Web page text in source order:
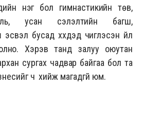
нэг бол гимнастикийн төв,
усан сэлэлтийн багш,
эсвэл бусад хүүхдэд чиглэсэн үйл
Хэрэв танд залуу оюутан
сургах чадвар байгаа бол та
ч хийж магадгүй юм.